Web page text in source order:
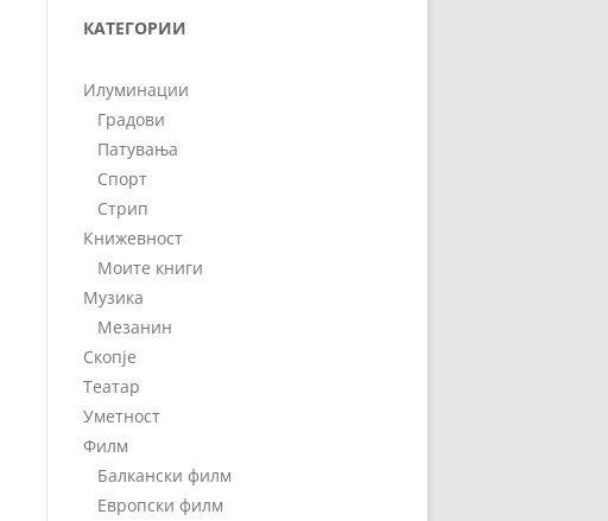
КАТЕГОРИИ
Илуминации
Градови
Патувања
Спорт
Стрип
Книжевност
Моите книги
Музика
Мезанин
Скопје
Театар
Уметност
Филм
Балкански филм
Европски филм